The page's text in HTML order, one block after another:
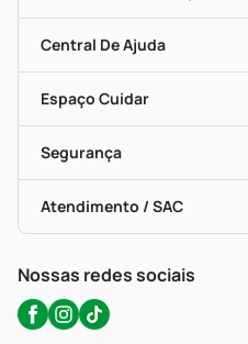
Mapa De Categorias
Blog Da PP
Seja Uma Loja Parceira
Clube PP
Convênios
Programa Popular Do Brasil
Encarte De Ofertas
Dermaclub
Descontos De Laboratório
Cupons E Ofertas
Central De Ajuda
Entrega
Recompra Programada
Compras Com Receita
Alomed (tele-Entrega)
Formas De Pagamento
Troca E Devolução
Bulas De A A Z
Políticas De Marketplace
Espaço Cuidar
Vacinas
Serviços Farmacêuticos
Testes Rápidos
Autoteste Covid-19
Segurança
Certificado De Segurança
Portal Da Privacidade
Atendimento / SAC
WhatsApp (47) 9202-1687
Nossas redes sociais